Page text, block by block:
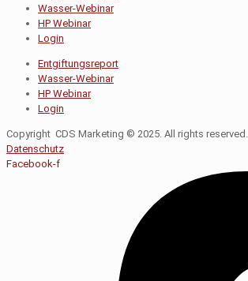
Wasser-Webinar
HP Webinar
Login
Entgiftungsreport
Wasser-Webinar
HP Webinar
Login
Copyright CDS Marketing © 2025. All rights reserved.
Datenschutz
Facebook-f